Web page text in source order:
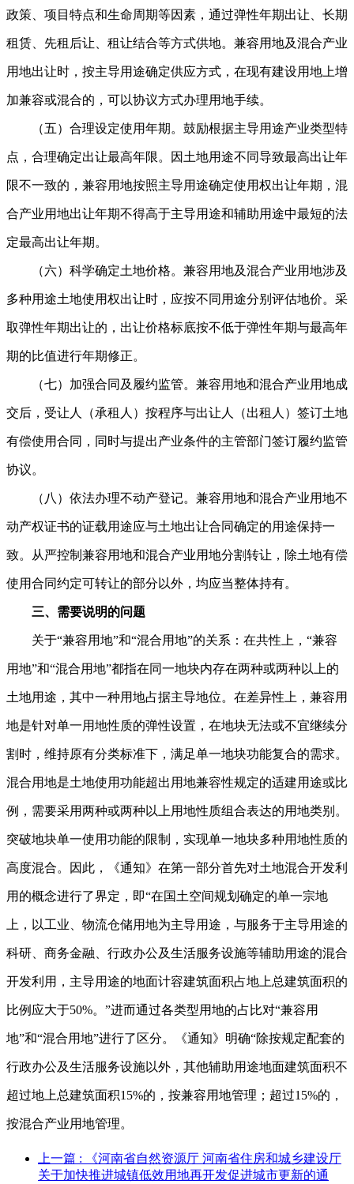
政策、项目特点和生命周期等因素，通过弹性年期出让、长期
租赁、先租后让、租让结合等方式供地。兼容用地及混合产业
用地出让时，按主导用途确定供应方式，在现有建设用地上增
加兼容或混合的，可以协议方式办理用地手续。
（五）合理设定使用年期。鼓励根据主导用途产业类型特
点，合理确定出让最高年限。因土地用途不同导致最高出让年
限不一致的，兼容用地按照主导用途确定使用权出让年期，混
合产业用地出让年期不得高于主导用途和辅助用途中最短的法
定最高出让年期。
（六）科学确定土地价格。兼容用地及混合产业用地涉及
多种用途土地使用权出让时，应按不同用途分别评估地价。采
取弹性年期出让的，出让价格标底按不低于弹性年期与最高年
期的比值进行年期修正。
（七）加强合同及履约监管。兼容用地和混合产业用地成
交后，受让人（承租人）按程序与出让人（出租人）签订土地
有偿使用合同，同时与提出产业条件的主管部门签订履约监管
协议。
（八）依法办理不动产登记。兼容用地和混合产业用地不
动产权证书的证载用途应与土地出让合同确定的用途保持一
致。从严控制兼容用地和混合产业用地分割转让，除土地有偿
使用合同约定可转让的部分以外，均应当整体持有。
三、需要说明的问题
关于“兼容用地”和“混合用地”的关系：在共性上，“兼容
用地”和“混合用地”都指在同一地块内存在两种或两种以上的
土地用途，其中一种用地占据主导地位。在差异性上，兼容用
地是针对单一用地性质的弹性设置，在地块无法或不宜继续分
割时，维持原有分类标准下，满足单一地块功能复合的需求。
混合用地是土地使用功能超出用地兼容性规定的适建用途或比
例，需要采用两种或两种以上用地性质组合表达的用地类别。
突破地块单一使用功能的限制，实现单一地块多种用地性质的
高度混合。因此，《通知》在第一部分首先对土地混合开发利
用的概念进行了界定，即“在国土空间规划确定的单一宗地
上，以工业、物流仓储用地为主导用途，与服务于主导用途的
科研、商务金融、行政办公及生活服务设施等辅助用途的混合
开发利用，主导用途的地面计容建筑面积占地上总建筑面积的
比例应大于50%。”进而通过各类型用地的占比对“兼容用
地”和“混合用地”进行了区分。《通知》明确“除按规定配套的
行政办公及生活服务设施以外，其他辅助用途地面建筑面积不
超过地上总建筑面积15%的，按兼容用地管理；超过15%的，
按混合产业用地管理。
上一篇 : 《河南省自然资源厅 河南省住房和城乡建设厅
关于加快推进城镇低效用地再开发促进城市更新的通